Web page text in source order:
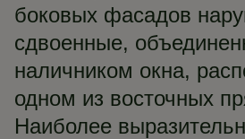
боковых фасадов
сдвоенные,
наличником окна,
одном из восточных
Наиболее